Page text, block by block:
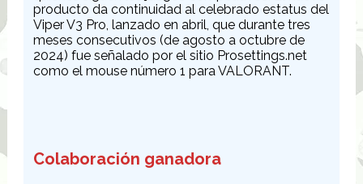
producto da continuidad al celebrado estatus del
Viper V3 Pro, lanzado en abril, que durante tres
meses consecutivos (de agosto a octubre de
2024) fue señalado por el sitio Prosettings.net
como el mouse número 1 para VALORANT.
Colaboración ganadora